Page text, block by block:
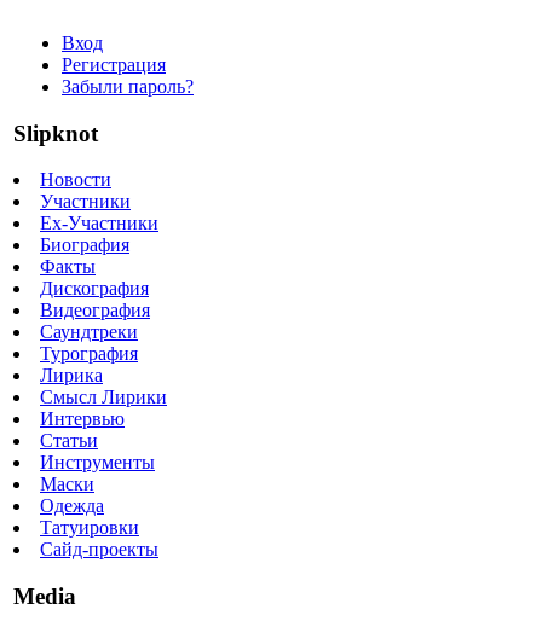
Вход
Регистрация
Забыли пароль?
Slipknot
Новости
Участники
Ex-Участники
Биография
Факты
Дискография
Видеография
Саундтреки
Турография
Лирика
Смысл Лирики
Интервью
Статьи
Инструменты
Маски
Одежда
Татуировки
Сайд-проекты
Media